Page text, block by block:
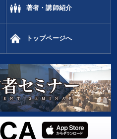
著者・講師紹介
トップページへ